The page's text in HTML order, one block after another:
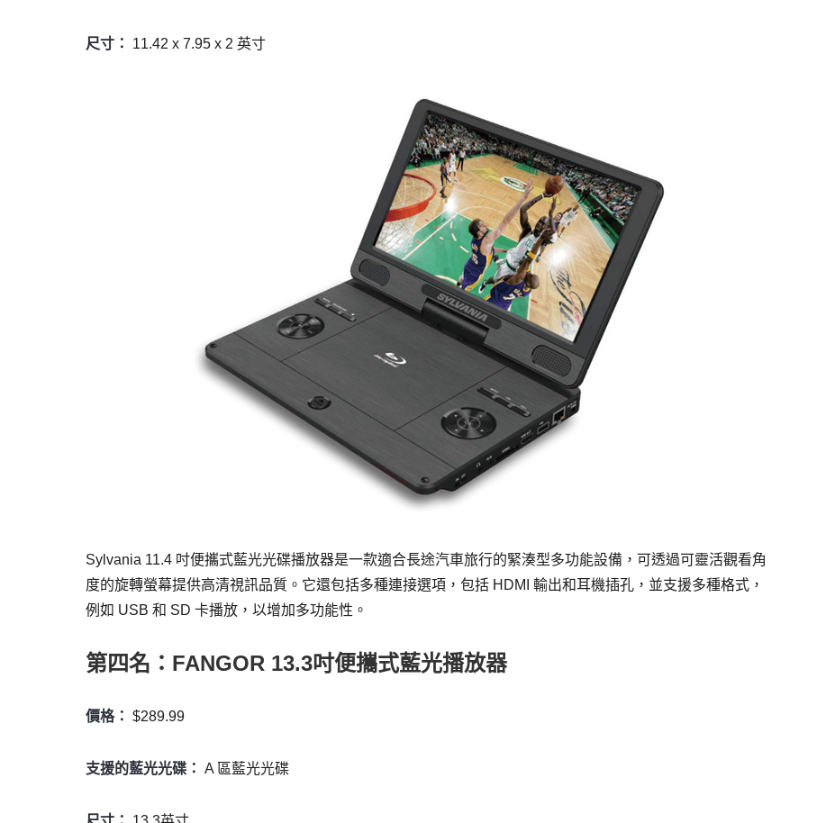
尺寸： 11.42 x 7.95 x 2 英寸
Sylvania 11.4 吋便攜式藍光光碟播放器是一款適合長途汽車旅行的緊湊型多功能設備，可透過可靈活觀看角
度的旋轉螢幕提供高清視訊品質。它還包括多種連接選項，包括 HDMI 輸出和耳機插孔，並支援多種格式，
例如 USB 和 SD 卡播放，以增加多功能性。
第四名：FANGOR 13.3吋便攜式藍光播放器
價格： $289.99
支援的藍光光碟： A 區藍光光碟